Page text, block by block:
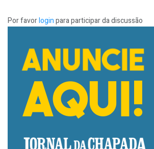
Por favorloginpara participar da discussão